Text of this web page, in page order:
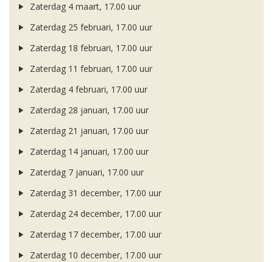
Zaterdag 4 maart, 17.00 uur
Zaterdag 25 februari, 17.00 uur
Zaterdag 18 februari, 17.00 uur
Zaterdag 11 februari, 17.00 uur
Zaterdag 4 februari, 17.00 uur
Zaterdag 28 januari, 17.00 uur
Zaterdag 21 januari, 17.00 uur
Zaterdag 14 januari, 17.00 uur
Zaterdag 7 januari, 17.00 uur
Zaterdag 31 december, 17.00 uur
Zaterdag 24 december, 17.00 uur
Zaterdag 17 december, 17.00 uur
Zaterdag 10 december, 17.00 uur